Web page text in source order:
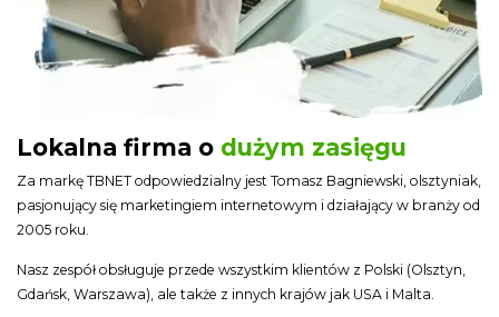
Lokalna firma o dużym zasięgu
Za markę TBNET odpowiedzialny jest Tomasz Bagniewski, olsztyniak,
pasjonujący się marketingiem internetowym i działający w branży od
2005 roku.
Nasz zespół obsługuje przede wszystkim klientów z Polski (Olsztyn,
Gdańsk, Warszawa), ale także z innych krajów jak USA i Malta.